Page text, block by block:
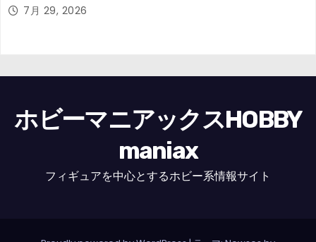
7月 29, 2026
ホビーマニアックスHOBBY
maniax
フィギュアを中心とするホビー系情報サイト